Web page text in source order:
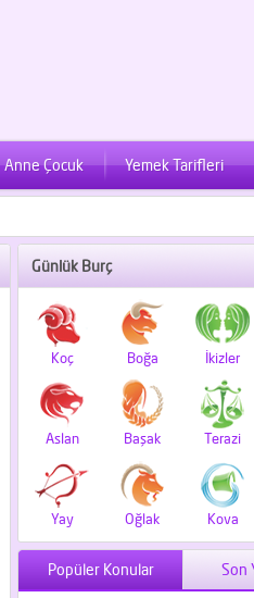
Anne Çocuk Yemek Tarifleri
Günlük Burç
Koç Boğa İkizler
Aslan Başak Terazi
Yay Oğlak Kova
Popüler Konular Son